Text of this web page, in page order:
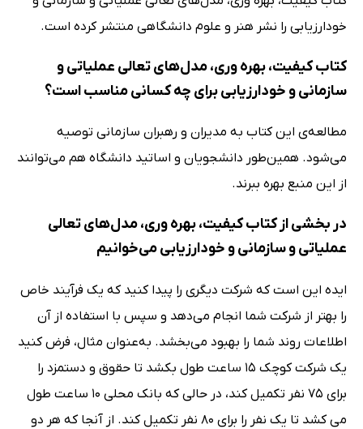
خودارزیابی را نشر هنر و علوم دانشگاهی منتشر کرده است.
کتاب کیفیت، بهره وری، مدل‌های تعالی عملیاتی و
سازمانی و خودارزیابی برای چه کسانی مناسب است؟
مطالعه‌ی این کتاب به مدیران و رهبران سازمانی توصیه
می‌شود. همین‌طور دانشجویان و اساتید دانشگاه هم می‌توانند
از این منبع بهره ببرند.
در بخشی از کتاب کیفیت، بهره وری، مدل‌های تعالی
عملیاتی و سازمانی و خودارزیابی می‌خوانیم
ایده این است که شرکت دیگری را پیدا کنید که یک فرآیند خاص
را بهتر از شرکت شما انجام می‌دهد و سپس با استفاده از آن
اطلاعات روند شما را بهبود می‌بخشد. به‌عنوان مثال، فرض کنید
یک شرکت کوچک 15 ساعت طول بکشد تا حقوق و دستمزد را
برای 75 نفر تکمیل کند، در حالی که بانک محلی 10 ساعت طول
می کشد تا یک نفر را برای 80 نفر تکمیل کند. از آنجا که هر دو